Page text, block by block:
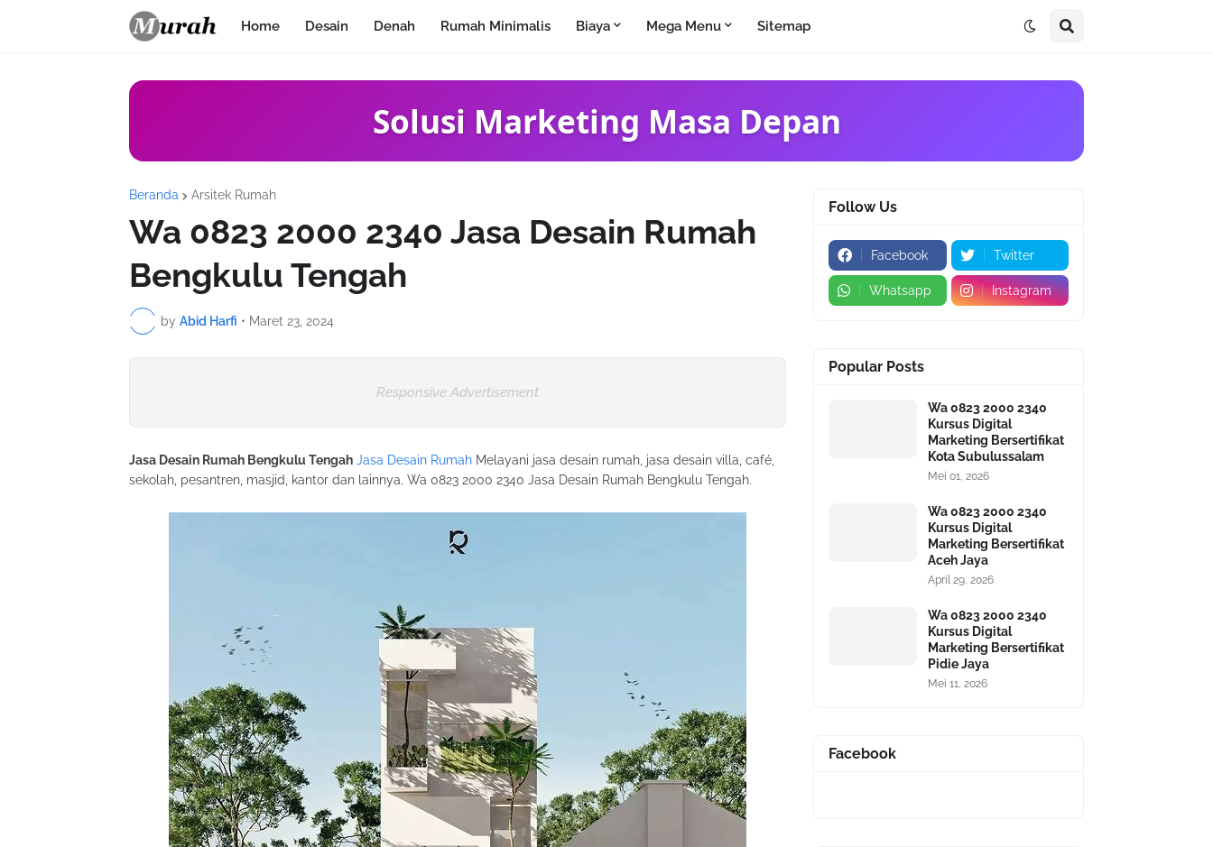
Home Desain Denah Rumah Minimalis Biaya Mega Menu Sitemap
Solusi Marketing Masa Depan
Beranda Arsitek Rumah
Wa 0823 2000 2340 Jasa Desain Rumah
Bengkulu Tengah
by Abid Harfi • Maret 23, 2024
Responsive Advertisement
Jasa Desain Rumah Bengkulu Tengah Jasa Desain Rumah Melayani jasa desain rumah, jasa desain villa, café,
sekolah, pesantren, masjid, kantor dan lainnya. Wa 0823 2000 2340 Jasa Desain Rumah Bengkulu Tengah.
Follow Us
Facebook Twitter
Whatsapp Instagram
Popular Posts
Wa 0823 2000 2340
Kursus Digital
Marketing Bersertifikat
Kota Subulussalam
Mei 01, 2026
Wa 0823 2000 2340
Kursus Digital
Marketing Bersertifikat
Aceh Jaya
April 29, 2026
Wa 0823 2000 2340
Kursus Digital
Marketing Bersertifikat
Pidie Jaya
Mei 11, 2026
Facebook